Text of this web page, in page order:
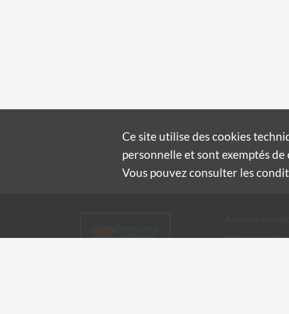
4 boulevard
Ce site utilise descookies
personnelle et sont exemptés
Vous pouvez consulter les